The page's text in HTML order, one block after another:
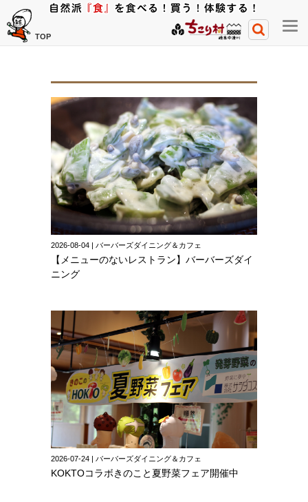
TOP
メ
ニ
2026-08-04 | バーバーズダイニング＆カフェ
【メニューのないレストラン】バーバーズダイ
ニング
2026-07-24 | バーバーズダイニング＆カフェ
KOKTOコラボきのこと夏野菜フェア開催中